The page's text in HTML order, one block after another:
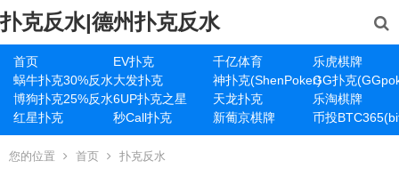
扑克反水|德州扑克反水
首页 EV扑克 千亿体育
乐虎棋牌
蜗牛扑克30%反水大发扑克 神扑克(ShenPoker)GG扑克
博狗扑克25%反水6UP扑克之星 天龙扑克
乐淘棋牌
红星扑克
秒Call扑克 新葡京棋牌 币投
您的位置 首页 扑克反水